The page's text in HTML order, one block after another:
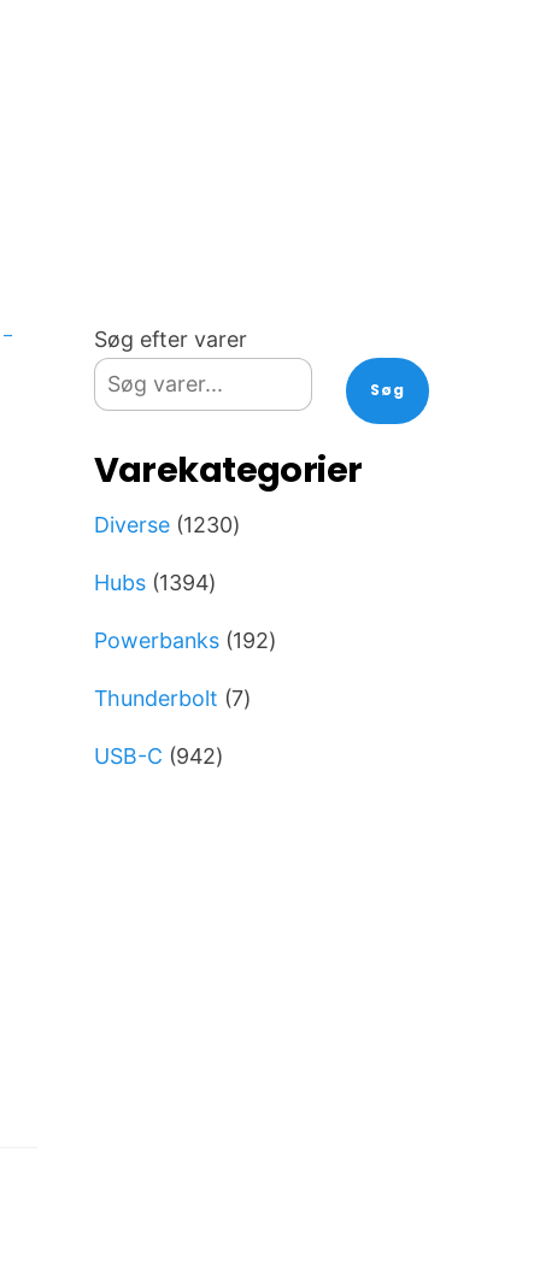
Søg efter varer
Søg
Varekategorier
Diverse 12301230
Hubs 13941394
Powerbanks 192192
Thunderbolt 77
USB-C 942942